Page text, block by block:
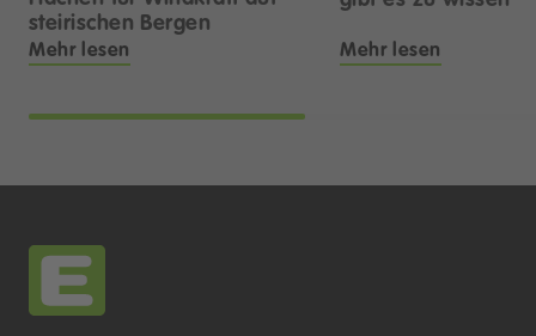
steirischen Bergen
Mehr lesen Mehr lesen